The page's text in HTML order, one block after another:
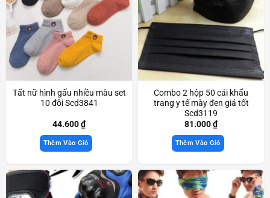
Tất nữ hình gấu nhiều màu set
10 đôi Scd3841
44.600₫
Thêm Vào Giỏ
Combo 2 hộp 50 cái khẩu
trang y tế mày đen giá tốt
Scd3119
81.000₫
Thêm Vào Giỏ